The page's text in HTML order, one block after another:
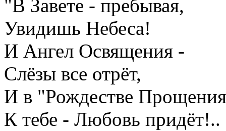
"В Завете - пребывая,
Увидишь Небеса!
И Ангел Освящения -
Слёзы все отрёт,
И в "Рождестве
К тебе - Любовь придёт!..